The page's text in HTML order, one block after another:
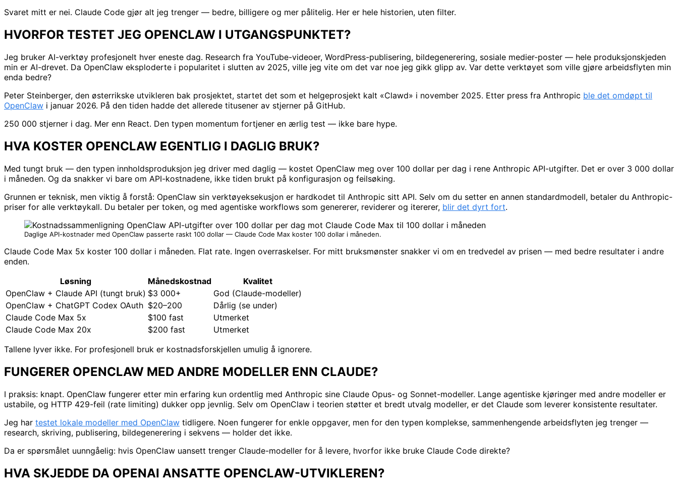
Svaret mitt er nei. Claude Code gjør alt jeg trenger — bedre, billigere og mer pålitelig. Her er hele historien, uten filter.
HVORFOR TESTET JEG OPENCLAW I UTGANGSPUNKTET?
Jeg bruker AI-verktøy profesjonelt hver eneste dag. Research fra YouTube-videoer, WordPress-publisering, bildegenerering, sosiale medier-poster — hele produksjonskjeden
min er AI-drevet. Da OpenClaw eksploderte i popularitet i slutten av 2025, ville jeg vite om det var noe jeg gikk glipp av. Var dette verktøyet som ville gjøre arbeidsflyten min
enda bedre?
Peter Steinberger, den østerrikske utvikleren bak prosjektet, startet det som et helgeprosjekt kalt «Clawd» i november 2025. Etter press fra Anthropic ble det omdøpt til
OpenClaw i januar 2026. På den tiden hadde det allerede titusener av stjerner på GitHub.
250 000 stjerner i dag. Mer enn React. Den typen momentum fortjener en ærlig test — ikke bare hype.
HVA KOSTER OPENCLAW EGENTLIG I DAGLIG BRUK?
Med tungt bruk — den typen innholdsproduksjon jeg driver med daglig — kostet OpenClaw meg over 100 dollar per dag i rene Anthropic API-utgifter. Det er over 3 000 dollar
i måneden. Og da snakker vi bare om API-kostnadene, ikke tiden brukt på konfigurasjon og feilsøking.
Grunnen er teknisk, men viktig å forstå: OpenClaw sin verktøyeksekusjon er hardkodet til Anthropic sitt API. Selv om du setter en annen standardmodell, betaler du Anthropic-
priser for alle verktøykall. Du betaler per token, og med agentiske workflows som genererer, reviderer og itererer, blir det dyrt fort.
Daglige API-kostnader med OpenClaw passerte raskt 100 dollar — Claude Code Max koster 100 dollar i måneden.
Claude Code Max 5x koster 100 dollar i måneden. Flat rate. Ingen overraskelser. For mitt bruksmønster snakker vi om en tredvedel av prisen — med bedre resultater i andre
enden.
Løsning
Månedskostnad
Kvalitet
OpenClaw + Claude API (tungt bruk) $3 000+
God (Claude-modeller)
OpenClaw + ChatGPT Codex OAuth $20–200
Dårlig (se under)
Claude Code Max 5x
$100 fast
Utmerket
Claude Code Max 20x
$200 fast
Utmerket
Tallene lyver ikke. For profesjonell bruk er kostnadsforskjellen umulig å ignorere.
FUNGERER OPENCLAW MED ANDRE MODELLER ENN CLAUDE?
I praksis: knapt. OpenClaw fungerer etter min erfaring kun ordentlig med Anthropic sine Claude Opus- og Sonnet-modeller. Lange agentiske kjøringer med andre modeller er
ustabile, og HTTP 429-feil (rate limiting) dukker opp jevnlig. Selv om OpenClaw i teorien støtter et bredt utvalg modeller, er det Claude som leverer konsistente resultater.
Jeg har testet lokale modeller med OpenClaw tidligere. Noen fungerer for enkle oppgaver, men for den typen komplekse, sammenhengende arbeidsflyten jeg trenger —
research, skriving, publisering, bildegenerering i sekvens — holder det ikke.
Da er spørsmålet uunngåelig: hvis OpenClaw uansett trenger Claude-modeller for å levere, hvorfor ikke bruke Claude Code direkte?
HVA SKJEDDE DA OPENAI ANSATTE OPENCLAW-UTVIKLEREN?